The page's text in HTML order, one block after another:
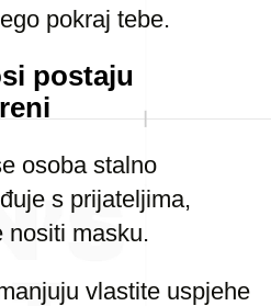
pokraj tebe.
postaju
osoba stalno
s prijateljima,
nositi masku.
vlastite uspjehe